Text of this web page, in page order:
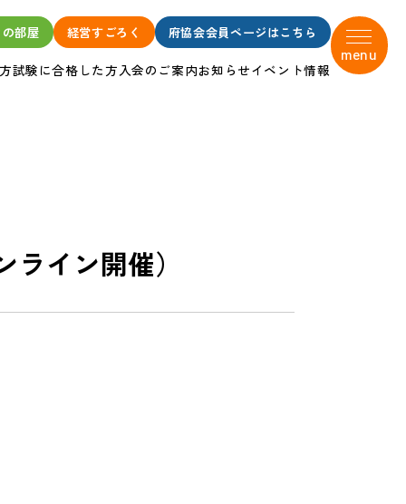
部屋 経営すごろく 府協会会員ページはこちら
試験に合格した方入会のご案内お知らせイベント情報
menu
ライン開催）